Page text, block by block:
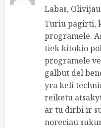
Labas,
Turiu pagirti,
programele.
tiek kitokio
programele
galbut del
yra keli
reiketu
ar tu dirbi ir
noreciau